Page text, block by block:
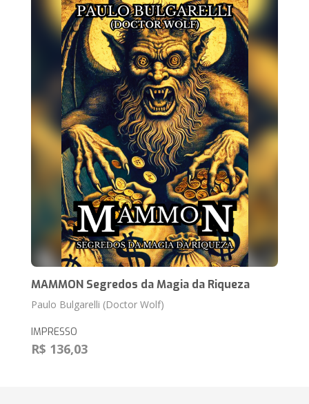
MAMMON Segredos da Magia da Riqueza
Paulo Bulgarelli (Doctor Wolf)
IMPRESSO
R$ 136,03